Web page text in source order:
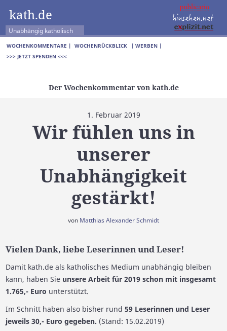
kath.de
Unabhängig katholisch
WOCHENKOMMENTARE | WOCHENRÜCKBLICK
| WERBEN |
>>> JETZT SPENDEN <<<
Der Wochenkommentar von kath.de
1. Februar 2019
Wir fühlen uns in
unserer
Unabhängigkeit
gestärkt!
von Matthias Alexander Schmidt
Vielen Dank, liebe Leserinnen und Leser!
Damit kath.de als katholisches Medium unabhängig bleiben
kann, haben Sie unsere Arbeit für 2019 schon mit insgesamt
1.765,- Euro unterstützt.
Im Schnitt haben also bisher rund 59 Leserinnen und Leser
jeweils 30,- Euro gegeben. (Stand: 15.02.2019)